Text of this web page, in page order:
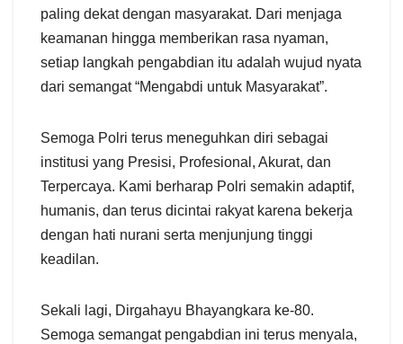
paling dekat dengan masyarakat. Dari menjaga
keamanan hingga memberikan rasa nyaman,
setiap langkah pengabdian itu adalah wujud nyata
dari semangat “Mengabdi untuk Masyarakat”.
Semoga Polri terus meneguhkan diri sebagai
institusi yang Presisi, Profesional, Akurat, dan
Terpercaya. Kami berharap Polri semakin adaptif,
humanis, dan terus dicintai rakyat karena bekerja
dengan hati nurani serta menjunjung tinggi
keadilan.
Sekali lagi, Dirgahayu Bhayangkara ke-80.
Semoga semangat pengabdian ini terus menyala,